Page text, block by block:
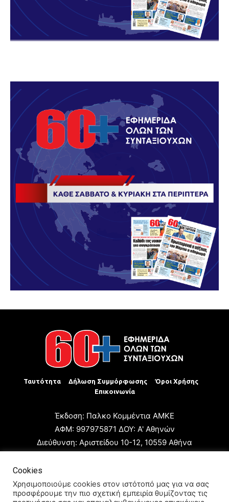
Ταυτότητα Δήλωση Συμμόρφωσης
Όροι Χρήσης
Επικοινωνία
Έκδοση: Παλκο Κομμέντια ΑΜΚΕ
ΑΦΜ: 997975871 ΔΟΥ: Α' Αθηνών
Διεύθυνση: Αριστείδου 10-12, 10559 Αθήνα
Ιδιοκτήτης: Παλκο Κομμέντια ΑΜΚΕ
Διευθυντής: Ιωάννης Παπαγεωργίου
Cookies
Χρησιμοποιούμε cookies στον ιστότοπό μας για να σας
προσφέρουμε την πιο σχετική εμπειρία θυμίζοντας τις